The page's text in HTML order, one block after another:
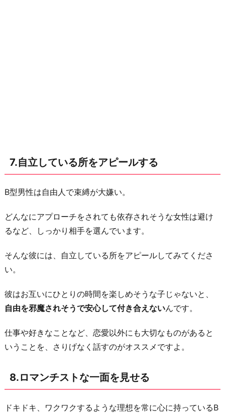
7.自立している所をアピールする
B型男性は自由人で束縛が大嫌い。
どんなにアプローチをされても依存されそうな女性は避け
るなど、しっかり相手を選んでいます。
そんな彼には、自立している所をアピールしてみてくださ
い。
彼はお互いにひとりの時間を楽しめそうな子じゃないと、
自由を邪魔されそうで安心して付き合えないんです。
仕事や好きなことなど、恋愛以外にも大切なものがあると
いうことを、さりげなく話すのがオススメですよ。
8.ロマンチストな一面を見せる
ドキドキ、ワクワクするような理想を常に心に持っているB